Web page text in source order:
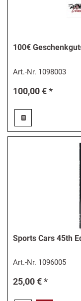
100€
Art.-Nr. 1098003
100,00 € *
Sports Cars 45th
Art.-Nr. 1096005
25,00 € *